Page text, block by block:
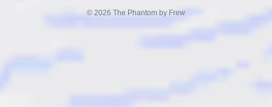
© 2026 The Phantom by Frew